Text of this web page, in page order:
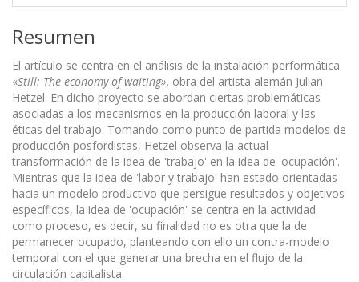
Resumen
El artículo se centra en el análisis de la instalación performática
«Still: The economy of waiting», obra del artista alemán Julian
Hetzel. En dicho proyecto se abordan ciertas problemáticas
asociadas a los mecanismos en la producción laboral y las
éticas del trabajo. Tomando como punto de partida modelos de
producción posfordistas, Hetzel observa la actual
transformación de la idea de 'trabajo' en la idea de 'ocupación'.
Mientras que la idea de 'labor y trabajo' han estado orientadas
hacia un modelo productivo que persigue resultados y objetivos
específicos, la idea de 'ocupación' se centra en la actividad
como proceso, es decir, su finalidad no es otra que la de
permanecer ocupado, planteando con ello un contra-modelo
temporal con el que generar una brecha en el flujo de la
circulación capitalista.